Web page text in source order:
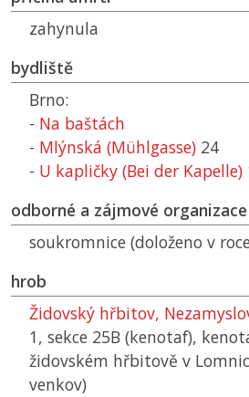
zahynula
bydliště
Brno:
- Na baštách
- Mlýnská (Mühlgasse) 24
- U kapličky (Bei der Kapelle)
odborné a zájmové organizace
soukromnice (doloženo v
hrob
Židovský hřbitov,
1, sekce 25B (kenotaf),
židovském hřbitově v
venkov)